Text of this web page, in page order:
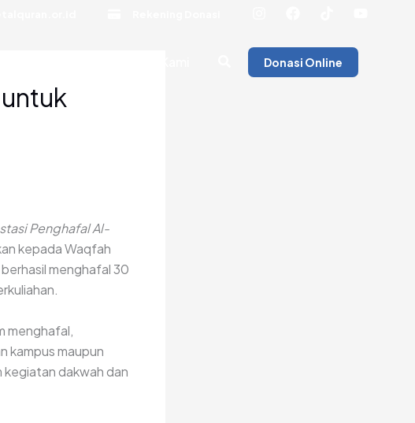
Donasi Online
Penghafal Al-
kepada Waqfah
menghafal 30
menghafal,
kampus maupun
kegiatan dakwah dan